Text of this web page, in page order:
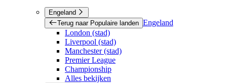
Engeland
Terug naar Populaire landen Engeland
London (stad)
Liverpool (stad)
Manchester (stad)
Premier League
Championship
Alles bekijken